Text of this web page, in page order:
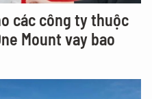
các công ty thuộc
Mount vay bao